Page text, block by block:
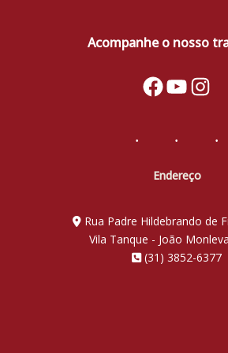
Acompanhe o nosso
Facebook
Endereço
Rua Padre Hildebrando de
Vila Tanque - João
(31) 3852-6377